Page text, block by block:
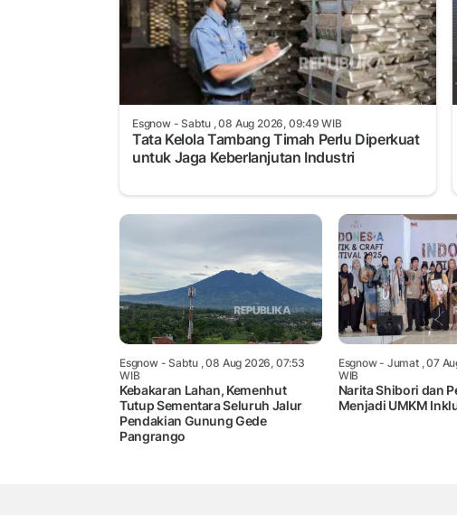
Esgnow- Sabtu , 08 Aug 2026, 09:49 WIB
Tata Kelola Tambang Timah Perlu Diperkuat
untuk Jaga Keberlanjutan Industri
Esgnow- Sabtu , 08 Aug 2026, 07:53
WIB
Kebakaran Lahan, Kemenhut
Tutup Sementara Seluruh Jalur
Pendakian Gunung Gede
Pangrango
Esgnow- Jumat , 07
WIB
Narita Shibori dan
Menjadi UMKM